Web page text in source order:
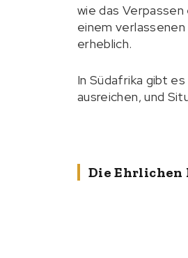
wie das
einem
erheblich.
In Südafrika gibt
ausreichen, und
Die Ehrlichen